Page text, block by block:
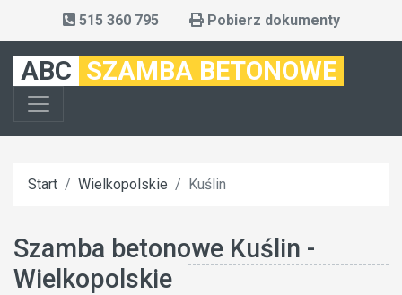
515 360 795 Pobierz dokumenty
ABC SZAMBA BETONOWE
Start Wielkopolskie Kuślin
Szamba betonowe Kuślin -
Wielkopolskie